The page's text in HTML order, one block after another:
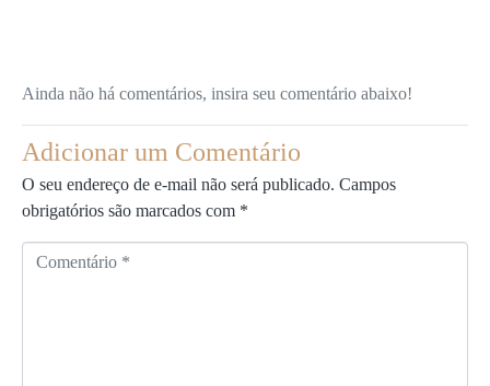
Ainda não há comentários, insira seu comentário abaixo!
Adicionar um Comentário
O seu endereço de e-mail não será publicado. Campos
obrigatórios são marcados com *